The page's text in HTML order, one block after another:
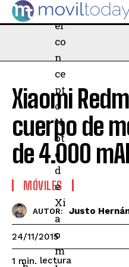
Xiaomi
cuerpo de
de 4.000
MÓVILES
AUTOR: Justo
24/11/2015
1 min. lectura
d
el
co
n
ce
pt
o
N
ot
e
d
e
Xi
a
o
m